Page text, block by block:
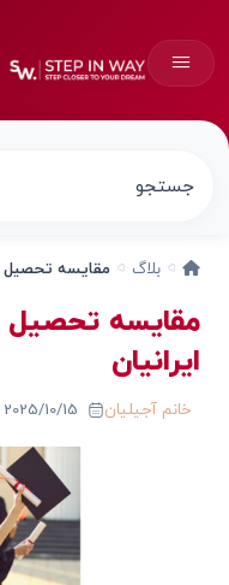
بلاگ مقایسه تحصیل
مقایسه تحصیل
ایرانیان
خانم آجیلیان